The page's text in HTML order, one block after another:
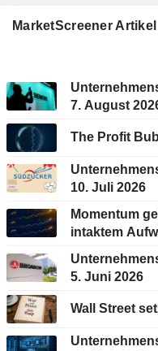
MarketScreener Artikel
7. August
The Profit
10. Juli 2026
Momentum
intaktem
5. Juni 2026
Wall Street